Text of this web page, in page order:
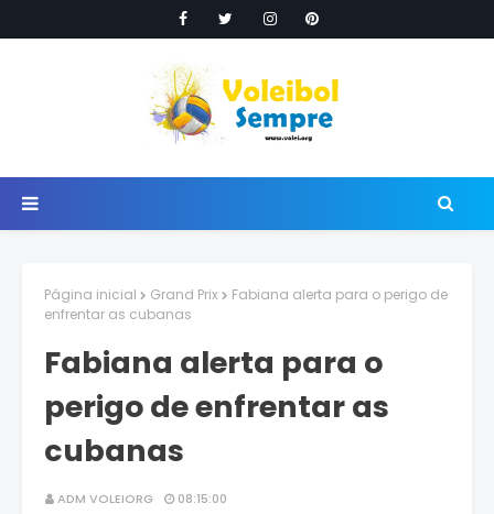
Página inicial Grand Prix
Fabiana alerta para o perigo de
enfrentar as cubanas
Fabiana alerta para o
perigo de enfrentar as
cubanas
ADM VOLEIORG 08:15:00